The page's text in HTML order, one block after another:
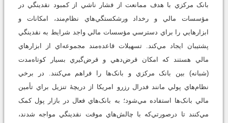
بانک مرکزي با هدف ممانعت از فشار ناشي از کمبود نقدينگي در
مؤسسات مالي و رخداد ورشکستگي‌هاي نظام‌مند، امکانات و
ابزارهايي را براي دسترسي مؤسسات مالي واجد شرايط به نقدينگي
پشتيبان ايجاد مي‌کند. تسهيلات قاعده‌مند مجموعه‌اي از ابزارهاي
مالي هستند که امکان قرض‌دهي و قرض‌گيري بسيار کوتاه‌مدت
(شبانه) بين بانک مرکزي و بانک‌ها را فراهم مي‌کنند. در برخي
نظام‌هاي پولي مانند فدرال رزرو امريکا از دريچۀ تنزيل براي تأمين
مالي بانک‌ها استفاده مي‌شود؛ به بانک‌هاي فعال در بازار پول کمک
مي‌کنند تا درصورتي‌که با چالش‌هاي موقت نقدينگي مواجه شدند،